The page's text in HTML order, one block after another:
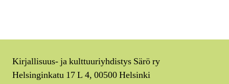
Kirjallisuus- ja kulttuuriyhdistys Särö ry
Helsinginkatu 17 L 4, 00500 Helsinki